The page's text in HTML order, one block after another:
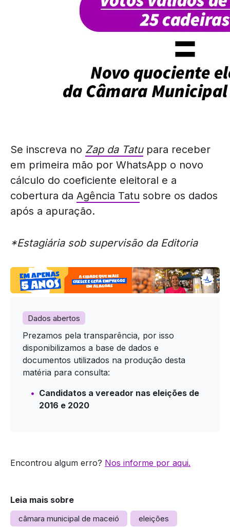
Se inscreva no Zap da Tatupara receber
em primeira mão por WhatsApp o novo
cálculo do coeficiente eleitoral e a
cobertura da Agência Tatu sobre os dados
após a apuração.
*Estagiária sob supervisão da Editoria
Dados abertos
Prezamos pela transparência, por isso
disponibilizamos a base de dados e
documentos utilizados na produção desta
matéria para consulta:
Candidatos a vereador nas eleições de
2016 e 2020
Encontrou algum erro? Nos informe por aqui.
Leia mais sobre
câmara municipal de maceió eleições